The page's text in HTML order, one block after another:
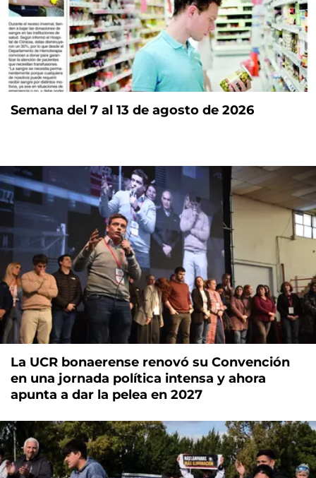
Semana del 7 al 13 de agosto de 2026
La UCR bonaerense renovó su Convención
en una jornada política intensa y ahora
apunta a dar la pelea en 2027